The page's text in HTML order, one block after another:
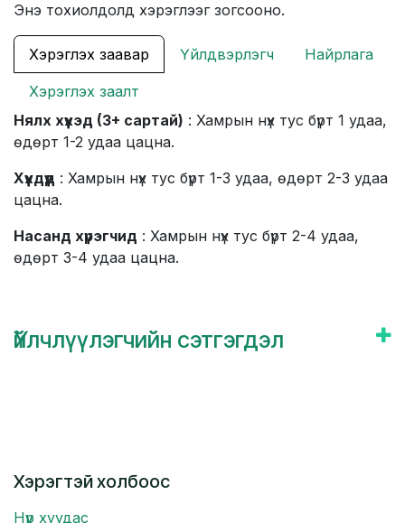
Энэ тохиолдолд хэрэглээг зогсооно.
Хэрэглэх заавар Үйлдвэрлэгч Найрлага
Хэрэглэх заалт
Нялх хүүхэд (3+ сартай) : Хамрын нүх тус бүрт 1 удаа,
өдөрт 1-2 удаа цацна.
Хүүхдүүд : Хамрын нүх тус бүрт 1-3 удаа, өдөрт 2-3 удаа
цацна.
Насанд хүрэгчид : Хамрын нүх тус бүрт 2-4 удаа,
өдөрт 3-4 удаа цацна.
Үйлчлүүлэгчийн сэтгэгдэл
Хэрэгтэй холбоос
Нүүр хуудас